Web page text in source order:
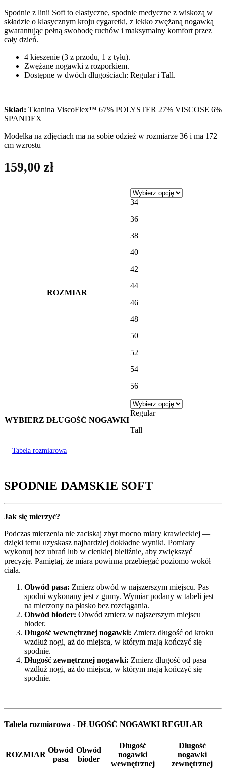
Spodnie z linii Soft to elastyczne, spodnie medyczne z wiskozą w
składzie o klasycznym kroju cygaretki, z lekko zwężaną nogawką
gwarantując pełną swobodę ruchów i maksymalny komfort przez
cały dzień.
4 kieszenie (3 z przodu, 1 z tyłu).
Zwężane nogawki z rozporkiem.
Dostępne w dwóch długościach: Regular i Tall.
Skład: Tkanina ViscoFlex™ 67% POLYSTER 27% VISCOSE 6%
SPANDEX
Modelka na zdjęciach ma na sobie odzież w rozmiarze 36 i ma 172
cm wzrostu
159,00 zł
ROZMIAR
34
36
38
40
42
44
46
48
50
52
54
56
WYBIERZ DŁUGOŚĆ NOGAWKI
Regular
Tall
Tabela rozmiarowa
SPODNIE DAMSKIE SOFT
Jak się mierzyć?
Podczas mierzenia nie zaciskaj zbyt mocno miary krawieckiej —
dzięki temu uzyskasz najbardziej dokładne wyniki. Pomiary
wykonuj bez ubrań lub w cienkiej bieliźnie, aby zwiększyć
precyzję. Pamiętaj, że miara powinna przebiegać poziomo wokół
ciała.
Obwód pasa: Zmierz obwód w najszerszym miejscu. Pas
spodni wykonany jest z gumy. Wymiar podany w tabeli jest
na mierzony na płasko bez rozciągania.
Obwód bioder: Obwód zmierz w najszerszym miejscu
bioder.
Długość wewnętrznej nogawki: Zmierz długość od kroku
wzdłuż nogi, aż do miejsca, w którym mają kończyć się
spodnie.
Długość zewnętrznej nogawki: Zmierz długość od pasa
wzdłuż nogi, aż do miejsca, w którym mają kończyć się
spodnie.
Tabela rozmiarowa - DŁUGOŚĆ NOGAWKI REGULAR
ROZMIAR
Obwód
pasa
Obwód
bioder
Długość
nogawki
wewnętrznej
Długość
nogawki
zewnętrznej